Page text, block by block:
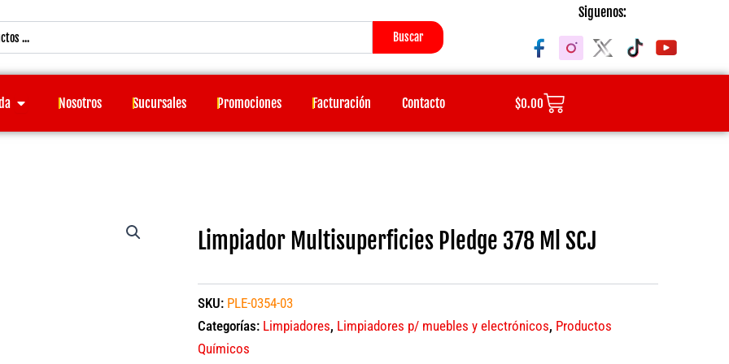
Buscar
Siguenos:
Open TiendaNosotros Sucursales Promociones Facturación Contacto $0.00Cart
Limpiador Multisuperficies Pledge 378 Ml SCJ
SKU: PLE-0354-03
Categorías: Limpiadores, Limpiadores p/ muebles y electrónicos, Productos
Químicos